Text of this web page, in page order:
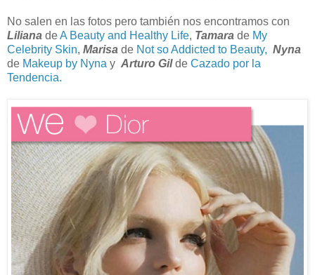
No salen en las fotos pero también nos encontramos con
Liliana deA Beauty and Healthy Life, Tamara de My
Celebrity Skin, Marisa de Not so Addicted to Beauty, Nyna
de Makeup by Nyna y Arturo Gilde Cazado por la
Tendencia.